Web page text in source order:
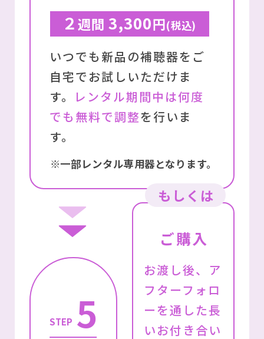
２週間3,300円(税込)
いつでも新品の補聴器をご
⾃宅でお試しいただけま
す。
レンタル期間中は何度
でも無料で調整を⾏いま
す。
※⼀部レンタル専⽤器となります。
もしくは
ご購入
お渡し後、ア
フターフォロ
ーを通した長
いお付き合い
STEP 5